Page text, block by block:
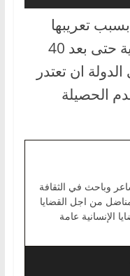
تعريبها
ولاتوجد بحوث علمية بالعربية حتى بعد 40
ان تعتدر
الحصيلة
وباحث في الثقافة
من اجل القضايا
الإنسانية عامة